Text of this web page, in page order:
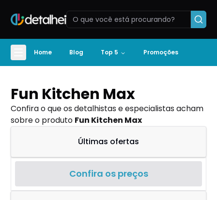
Home Blog Top 5 Promoções
Fun Kitchen Max
Confira o que os detalhistas e especialistas acham
sobre o produto Fun Kitchen Max
Últimas ofertas
Confira os preços